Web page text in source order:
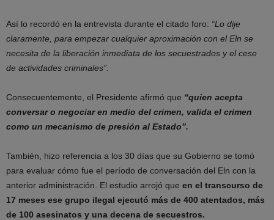
Así lo recordó en la entrevista durante el citado foro: “Lo dije
claramente, para empezar cualquier aproximación con el Eln se
necesita de la liberación inmediata de los secuestrados y el cese
de actividades criminales”.
Consecuentemente, el Presidente afirmó que “quien acepta
conversar o negociar en medio del crimen, valida el crimen
como un mecanismo de presión al Estado”.
También, hizo referencia a los 30 días que su Gobierno se tomó
para evaluar cómo fue el período de conversación del Eln con la
anterior administración. El estudio arrojó que en el transcurso de
17 meses ese grupo ilegal ejecutó más de 400 atentados, más
de 100 asesinatos y una decena de secuestros.